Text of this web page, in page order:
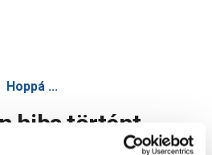
Hoppá ...
hiba történt